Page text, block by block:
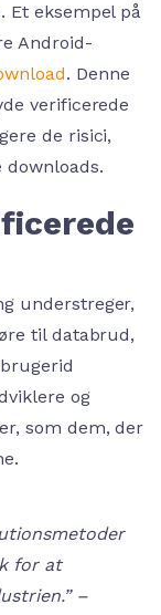
Et eksempel på
Android-
. Denne
verificerede
de risici,
understreger,
til databrud,
og
som dem, der
for at
–